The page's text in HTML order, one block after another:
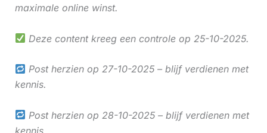
maximale online winst.
Deze content kreeg een controle op 25-10-2025.
Post herzien op 27-10-2025 – blijf verdienen met
kennis.
Post herzien op 28-10-2025 – blijf verdienen met
kennis.